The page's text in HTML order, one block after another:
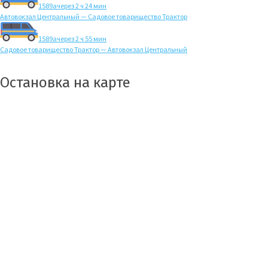
1589ачерез 2 ч 24 мин
Автовокзал Центральный — Садовое товарищество Трактор
1589ачерез 2 ч 55 мин
Садовое товарищество Трактор — Автовокзал Центральный
Остановка на карте